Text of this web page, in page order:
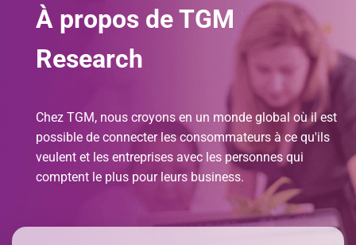
À propos de TGM
Research
Chez TGM, nous croyons en un monde global où il est
possible de connecter les consommateurs à ce qu'ils
veulent et les entreprises avec les personnes qui
comptent le plus pour leurs business.